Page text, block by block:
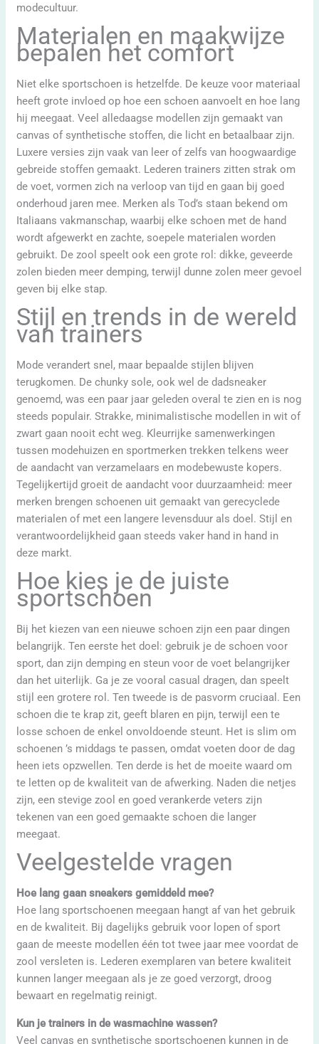
modecultuur.
Materialen en maakwijze
bepalen het comfort
Niet elke sportschoen is hetzelfde. De keuze voor materiaal
heeft grote invloed op hoe een schoen aanvoelt en hoe lang
hij meegaat. Veel alledaagse modellen zijn gemaakt van
canvas of synthetische stoffen, die licht en betaalbaar zijn.
Luxere versies zijn vaak van leer of zelfs van hoogwaardige
gebreide stoffen gemaakt. Lederen trainers zitten strak om
de voet, vormen zich na verloop van tijd en gaan bij goed
onderhoud jaren mee. Merken als Tod’s staan bekend om
Italiaans vakmanschap, waarbij elke schoen met de hand
wordt afgewerkt en zachte, soepele materialen worden
gebruikt. De zool speelt ook een grote rol: dikke, geveerde
zolen bieden meer demping, terwijl dunne zolen meer gevoel
geven bij elke stap.
Stijl en trends in de wereld
van trainers
Mode verandert snel, maar bepaalde stijlen blijven
terugkomen. De chunky sole, ook wel de dadsneaker
genoemd, was een paar jaar geleden overal te zien en is nog
steeds populair. Strakke, minimalistische modellen in wit of
zwart gaan nooit echt weg. Kleurrijke samenwerkingen
tussen modehuizen en sportmerken trekken telkens weer
de aandacht van verzamelaars en modebewuste kopers.
Tegelijkertijd groeit de aandacht voor duurzaamheid: meer
merken brengen schoenen uit gemaakt van gerecyclede
materialen of met een langere levensduur als doel. Stijl en
verantwoordelijkheid gaan steeds vaker hand in hand in
deze markt.
Hoe kies je de juiste
sportschoen
Bij het kiezen van een nieuwe schoen zijn een paar dingen
belangrijk. Ten eerste het doel: gebruik je de schoen voor
sport, dan zijn demping en steun voor de voet belangrijker
dan het uiterlijk. Ga je ze vooral casual dragen, dan speelt
stijl een grotere rol. Ten tweede is de pasvorm cruciaal. Een
schoen die te krap zit, geeft blaren en pijn, terwijl een te
losse schoen de enkel onvoldoende steunt. Het is slim om
schoenen ’s middags te passen, omdat voeten door de dag
heen iets opzwellen. Ten derde is het de moeite waard om
te letten op de kwaliteit van de afwerking. Naden die netjes
zijn, een stevige zool en goed verankerde veters zijn
tekenen van een goed gemaakte schoen die langer
meegaat.
Veelgestelde vragen
Hoe lang gaan sneakers gemiddeld mee?
Hoe lang sportschoenen meegaan hangt af van het gebruik
en de kwaliteit. Bij dagelijks gebruik voor lopen of sport
gaan de meeste modellen één tot twee jaar mee voordat de
zool versleten is. Lederen exemplaren van betere kwaliteit
kunnen langer meegaan als je ze goed verzorgt, droog
bewaart en regelmatig reinigt.
Kun je trainers in de wasmachine wassen?
Veel canvas en synthetische sportschoenen kunnen in de